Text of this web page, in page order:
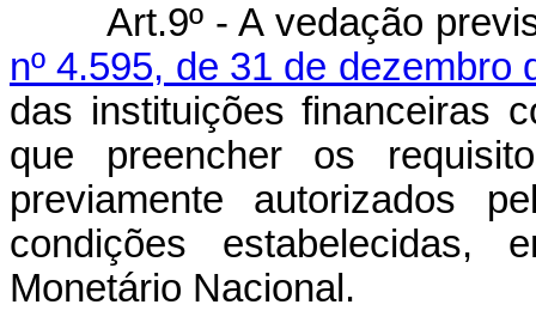
Art.9º - A vedação
nº 4.595, de 31 de dezembro
das instituições financeiras
que preencher os
previamente autorizados
condições estabelecidas,
Monetário Nacional.